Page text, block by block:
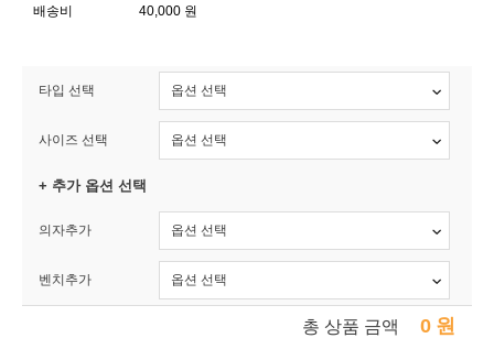
배송비 40,000 원
타입 선택
사이즈 선택
+ 추가 옵션 선택
의자추가
벤치추가
총 상품 금액 0 원